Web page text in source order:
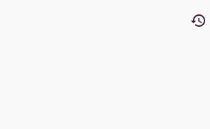
history